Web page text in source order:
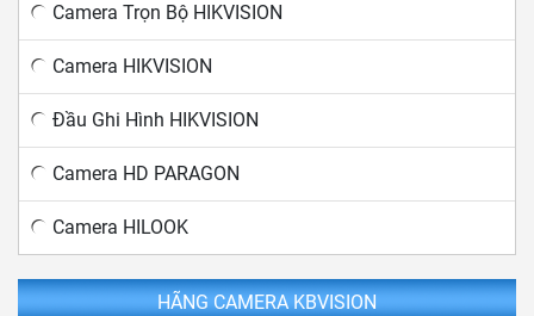
Camera Trọn Bộ HIKVISION
Camera HIKVISION
Đầu Ghi Hình HIKVISION
Camera HD PARAGON
Camera HILOOK
HÃNG CAMERA KBVISION